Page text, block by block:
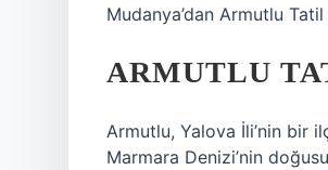
Mudanya’dan Armutlu
ARMUTLU
Armutlu, Yalova İli’nin bir
Marmara Denizi’nin